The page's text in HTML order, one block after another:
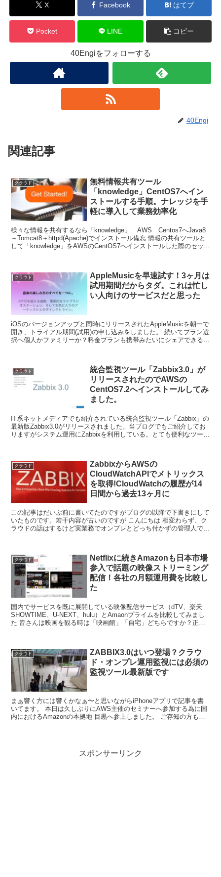
X Facebook はてブ
Pocket LINE コピー
40Engiをフォローする
40Engi
関連記事
クラウド
無料情報共有ツール
「knowledge」CentOS7へイン
ストールする手順。ナレッジを手
軽に導入して業務効率化
様々な情報を共有するなら「knowledge」 AWS Centos7へJava8
＋Tomcat8＋httpd(Apache)でインストール備忘 情報の共有ツールと
して「knowledge」をAWSのCentOS7へインストールした際のセッ...
クラウド
AppleMusicを早速試す！3ヶ月は
試用期間だからタダ。これは忙し
い人向けのサービスだと思った
iOSのバージョンアップと同時にリリースされたAppleMusicを朝一で
開き、トライアル期間(試用)の申し込みをしました。 続いてプラン選
択へ個人かファミリーか？料金プランも携帯みたいにシェアできるん
クラウド
統合監視ツール「Zabbix3.0」が
リリースされたのでAWSの
CentOS7.2へインストールしてみ
ました。
IT系ネットメディアでも紹介されている統合監視ツール「Zabbix」の
最新版Zabbix3.0がリリースされました。当ブログでもご紹介してお
りますがシステム運用にZabbixを利用している。とても便利なツール
クラウド
ZabbixからAWSの
CloudWatchAPIでメトリックス
を取得!CloudWatchの履歴が14
日間から過去13ヶ月に
この記事はだいぶ前に書いてたのですがブログの以降で下書きにして
いたものです。若干内容が古いのですが こんにちは 相変わらず、ク
ラウドの話はするけど実業務でオンプレとどっち付かずの管理人で
クラウド
Netflixに続きAmazonも日本市場
参入で話題の映像ストリーミング
配信！各社の月額運用費を比較し
た
国内でサービスを既に展開している映像配信サービス（dTV、楽天
SHOWTIME、U-NEXT、hulu）とAmaonプライムを比較してみまし
た 皆さんは映画を観る時は「映画館」「自宅」どちらですか？正確
クラウド
ZABBIX3.0はいつ登場？クラウ
ド・オンプレ運用監視には必須の
監視ツール最新版です
まぁ響く方には響くかなぁ〜と思いながらiPhoneアプリで記事を書
いてます。 本日は久しぶりにAWS主催のセミナーへ参加する為に国
内におけるAmazonの本拠地 目黒へ参上しました。 ご存知の方も多
スポンサーリンク